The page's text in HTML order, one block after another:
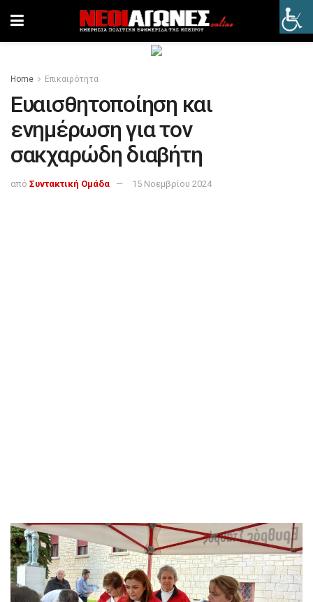
Home Επικαιρότητα
Ευαισθητοποίηση και
ενημέρωση για τον
σακχαρώδη διαβήτη
από Συντακτική Ομάδα 15 Νοεμβρίου 2024